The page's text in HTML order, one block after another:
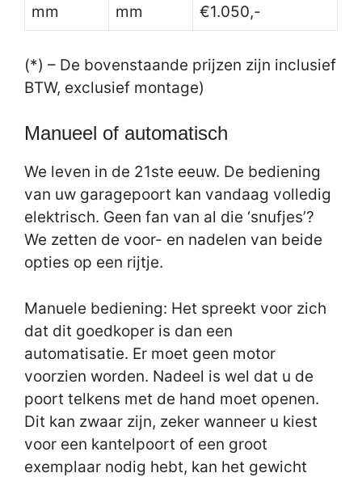
mm
mm
€1.050,-
(*) – De bovenstaande prijzen zijn inclusief
BTW, exclusief montage)
Manueel of automatisch
We leven in de 21ste eeuw. De bediening
van uw garagepoort kan vandaag volledig
elektrisch. Geen fan van al die ‘snufjes’?
We zetten de voor- en nadelen van beide
opties op een rijtje.
Manuele bediening: Het spreekt voor zich
dat dit goedkoper is dan een
automatisatie. Er moet geen motor
voorzien worden. Nadeel is wel dat u de
poort telkens met de hand moet openen.
Dit kan zwaar zijn, zeker wanneer u kiest
voor een kantelpoort of een groot
exemplaar nodig hebt, kan het gewicht